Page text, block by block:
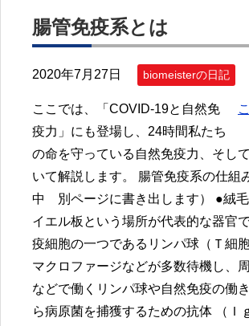
腸管免疫系とは
2020年7月27日 biomeisterの日記
ここでは、「COVID-19と自然免
疫力」にも登場し、24時間私たち
の命を守っている自然免疫力、そし
いて解説します。 腸管免疫系の仕組
中 別ページに書き出します） ●絨
イエル板という場所が代表的な器官
疫細胞の一つであるリンパ球（Ｔ細
マクロファージなどが多数待機し、
などで働くリンパ球や自然免疫の働
ら病原菌を捕獲するための抗体 （Ｉ